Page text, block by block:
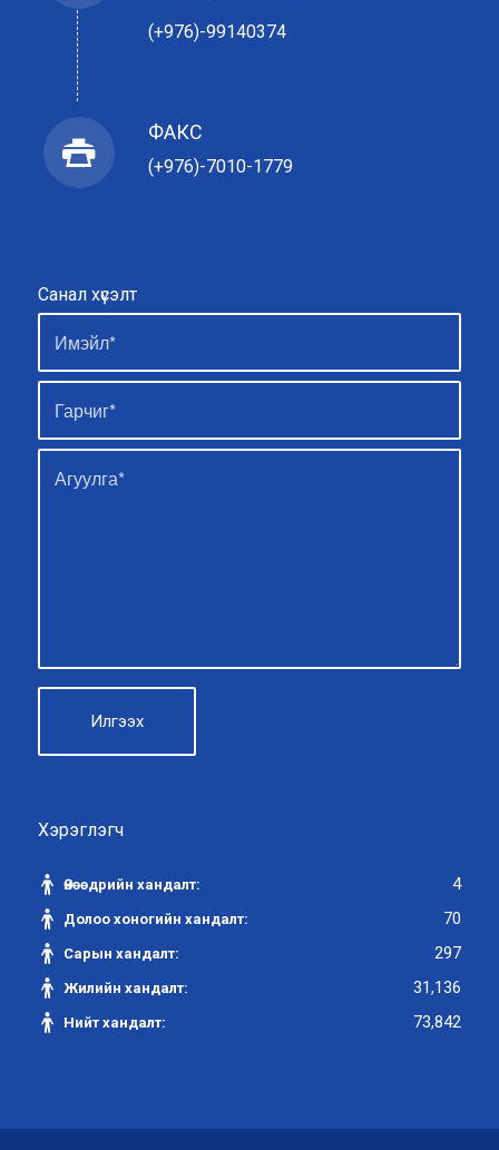
(+976)-99140374
ФАКС
(+976)-7010-1779
Санал хүсэлт
Хэрэглэгч
Өнөөдрийн хандалт: 4
Долоо хоногийн хандалт: 70
Сарын хандалт: 297
Жилийн хандалт: 31,136
Нийт хандалт: 73,842